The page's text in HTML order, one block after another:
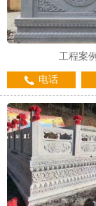
工程案例
电话